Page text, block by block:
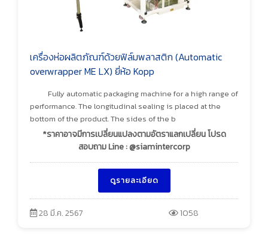
เครื่องห่อผลิตภัณฑ์ด้วยฟิล์มพลาสติก (Automatic
overwrapper ME LX) ยี่ห้อ Kopp
Fully automatic packaging machine for a high range of
performance. The longitudinal sealing is placed at the
bottom of the product. The sides of the b
*ราคาอาจมีการเปลี่ยนแปลงตามอัตราแลกเปลี่ยน โปรด
สอบถาม Line : @siamintercorp
ดูรายละเอียด
28 มี.ค. 2567 1058